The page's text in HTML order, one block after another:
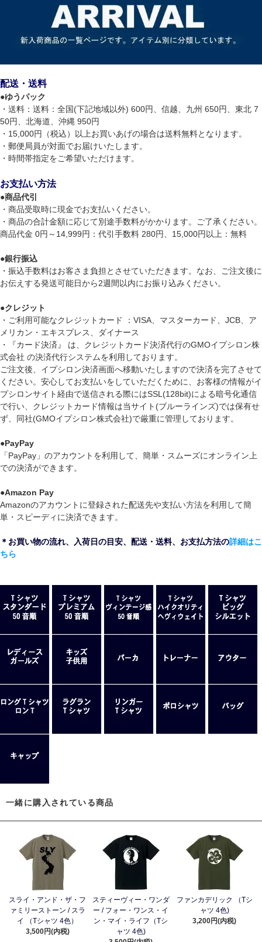
配送・送料
●ゆうパック
・送料：送料：全国(下記地域以外) 600円、信越、九州 650円、東北 7
50円、北海道、沖縄 950円
・15,000円（税込）以上お買いあげの場合は送料無料となります。
・郵便局員が対面でお届けいたします。
・時間帯指定をご希望いただけます。
お支払い方法
●商品代引
・商品受取時に現金でお支払いください。
・商品の合計金額に応じて別途手数料がかかります。ご了承ください。
商品代金 0円～14,999円：代引手数料 280円、15,000円以上：無料
●銀行振込
・振込手数料はお客さま負担とさせていただきます。なお、ご注文後に
お伝えする発送可能日から2週間以内にお振り込みください。
●クレジット
・ご利用可能なクレジットカード ：VISA、マスターカード、JCB、ア
メリカン・エキスプレス、ダイナース
・『カード決済』 は、クレジットカード決済代行のGMOイプシロン株
式会社 の決済代行システムを利用しております。
ご注文後、イプシロン決済画面へ移動いたしますので決済を完了させて
ください。安心してお支払いをしていただくために、お客様の情報がイ
プシロンサイト経由で送信される際にはSSL(128bit)による暗号化通信
で行い、クレジットカード情報は当サイト(ブルーラインズ)では保有せ
ず、同社(GMOイプシロン株式会社)で厳重に管理しております。
●PayPay
「PayPay」のアカウントを利用して、簡単・スムーズにオンライン上
での決済ができます。
●Amazon Pay
Amazonのアカウントに登録された配送先や支払い方法を利用して簡
単・スピーディに決済できます。
＊お買い物の流れ、入荷日の目安、配送・送料、お支払方法の詳細はこ
ちら
一緒に購入されている商品
スライ・アンド・ザ・フ
ァミリーストーン / スラ
イ （Tシャツ 4色）
3,500円(内税)
スティーヴィー・ワンダ
ー / フォー・ワンス・イ
ン・マイ・ライフ（Tシ
ャツ 4色)
ファンカデリック （Tシ
ャツ 4色)
3,200円(内税)